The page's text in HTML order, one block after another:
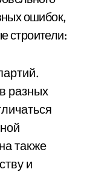
ошибок,
строители:
разных
также
и